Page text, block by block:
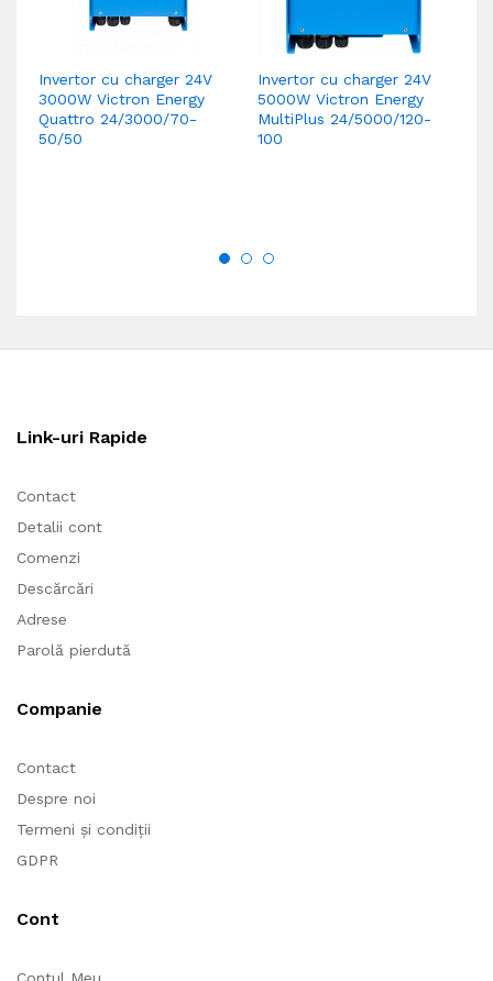
Invertor cu charger 24V
3000W Victron Energy
Quattro 24/3000/70-
50/50
Invertor cu charger 24V
5000W Victron Energy
MultiPlus 24/5000/120-
100
Link-uri Rapide
Contact
Detalii cont
Comenzi
Descărcări
Adrese
Parolă pierdută
Companie
Contact
Despre noi
Termeni și condiții
GDPR
Cont